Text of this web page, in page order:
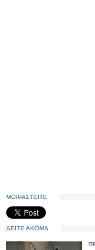
ΜΟΙΡΑΣΤΕΙΤΕ
ΔΕΙΤΕ ΑΚΟΜΑ